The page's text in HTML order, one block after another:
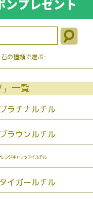
の種類で選ぶ-
」一覧
プラチナルチル
ブラウンルチル
レンジキャッツアイルチル
タイガールチル